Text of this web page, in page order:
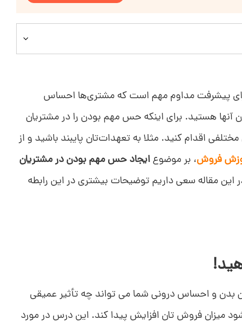
پیشرفت مداوم مهم است که مشتری‌ها احساس
آنها هستید. برای اینکه حس مهم بودن را در مشتریان
اقدام کنید. مثلا به تعهدات‌تان پایبند باشید و از
فروش، بر موضوع ایجاد حس مهم بودن در مشتریان
مقاله سعی داریم توضیحات بیشتری در این رابطه
بدن و احساس درونی شما می تواند چه تأثیر عمیقی
میزان فروش تان افزایش پیدا کند. این درس در مورد